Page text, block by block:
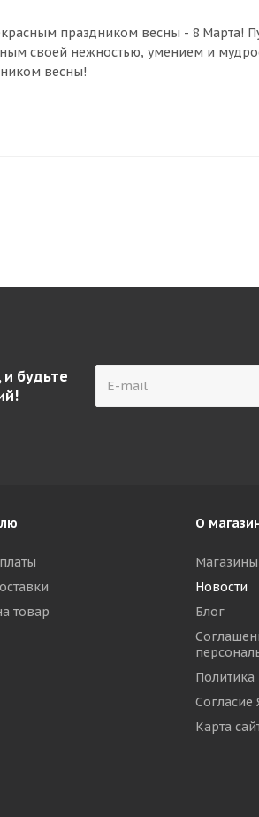
праздником весны - 8 Марта!
своей нежностью, умением и
весны!
будьте
товар
О
Магазины
Новости
Блог
Согласие
Карта